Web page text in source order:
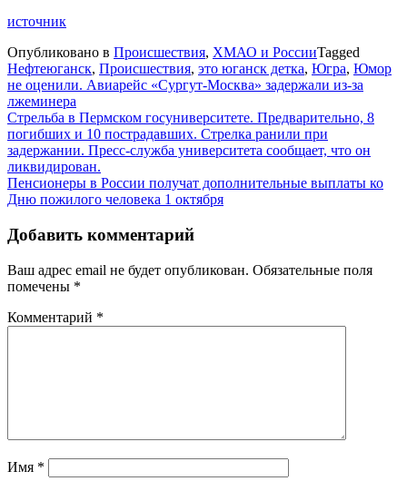
источник
Опубликовано в Происшествия, ХМАО и РоссииTagged
Нефтеюганск, Происшествия, это юганск детка, Югра, Юмор
не оценили. Авиарейс «Сургут-Москва» задержали из-за
лжеминера
Навигация
по
записям
Стрельба в Пермском госуниверситете. Предварительно, 8
погибших и 10 пострадавших. Стрелка ранили при
задержании. Пресс-служба университета сообщает, что он
ликвидирован.
Пенсионеры в России получат дополнительные выплаты ко
Дню пожилого человека 1 октября
Добавить комментарий
Ваш адрес email не будет опубликован. Обязательные поля
помечены *
Комментарий *
Имя *